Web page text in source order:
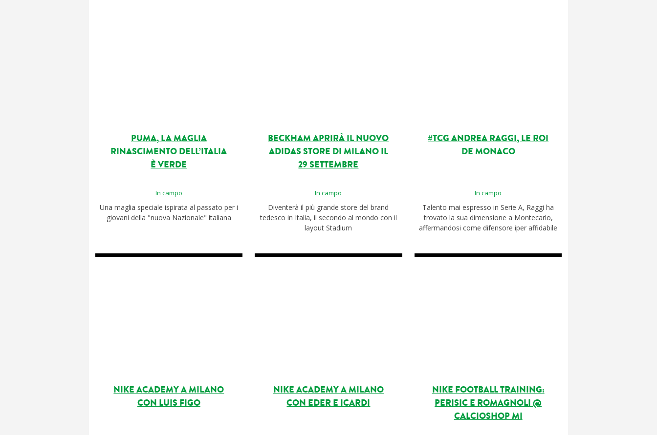
PUMA, LA MAGLIA
RINASCIMENTO DELL’ITALIA
È VERDE
In campo
Una maglia speciale ispirata al passato per i
giovani della "nuova Nazionale" italiana
BECKHAM APRIRÀ IL NUOVO
ADIDAS STORE DI MILANO IL
29 SETTEMBRE
In campo
Diventerà il più grande store del brand
tedesco in Italia, il secondo al mondo con il
layout Stadium
#TCG ANDREA RAGGI, LE ROI
DE MONACO
In campo
Talento mai espresso in Serie A, Raggi ha
trovato la sua dimensione a Montecarlo,
affermandosi come difensore iper affidabile
NIKE ACADEMY A MILANO
CON LUIS FIGO
NIKE ACADEMY A MILANO
CON EDER E ICARDI
NIKE FOOTBALL TRAINING:
PERISIC E ROMAGNOLI @
CALCIOSHOP MI